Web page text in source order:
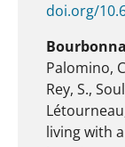
doi.org/
Palomino,
Rey, S.,
living with